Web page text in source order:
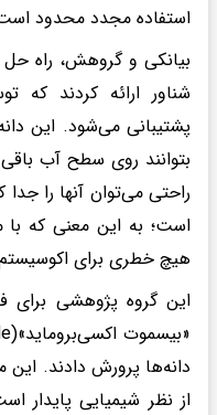
استفاده مجدد محدود
بیانکی و گروهش، راه
شناور ارائه کردند
پشتیبانی می‌شود. این
بتوانند روی سطح آب باقی
راحتی می‌توان آنها را
است؛ به این معنی که
هیچ خطری برای
این گروه پژوهشی برای
دانه‌ها پرورش دادند. این
از نظر شیمیایی